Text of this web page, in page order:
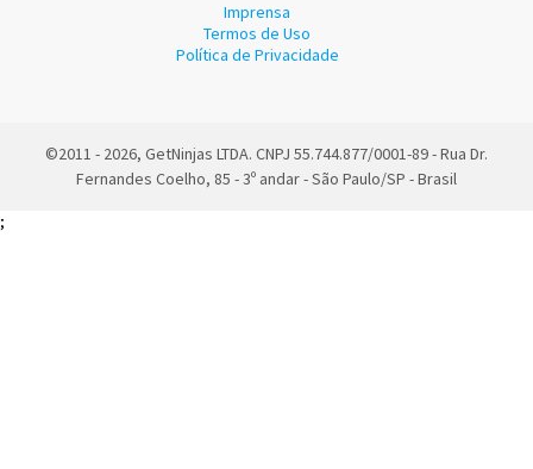
Imprensa
Termos de Uso
Política de Privacidade
©2011 - 2026, GetNinjas LTDA. CNPJ 55.744.877/0001-89 - Rua Dr.
Fernandes Coelho, 85 - 3º andar - São Paulo/SP - Brasil
;